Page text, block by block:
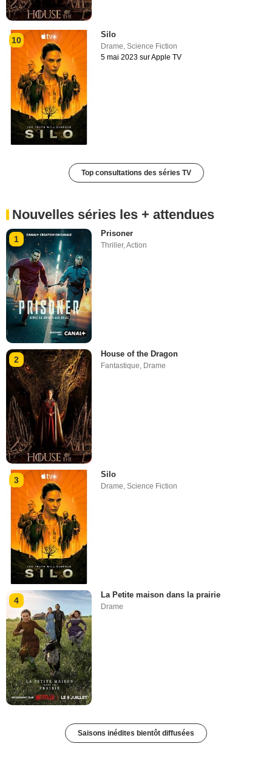
10
Silo
Drame,Science Fiction
5 mai 2023 sur Apple TV
Top consultations des séries TV
Nouvelles séries les + attendues
1
Prisoner
Thriller,Action
2
House of the Dragon
Fantastique, Drame
3
Silo
Drame,Science Fiction
4
La Petite maison dans la prairie
Drame
Saisons inédites bientôt diffusées